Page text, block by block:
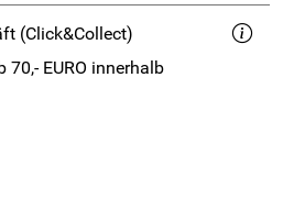
(Click&Collect)
EURO innerhalb